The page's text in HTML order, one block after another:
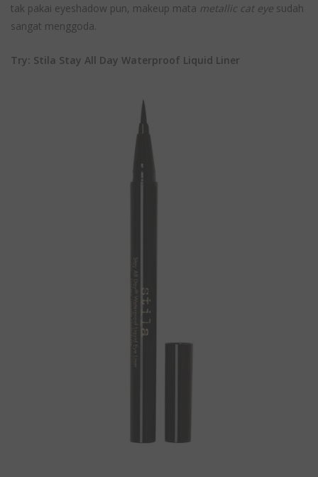
tak pakai eyeshadow pun, makeup mata metallic cat eye sudah
sangat menggoda.
Try: Stila Stay All Day Waterproof Liquid Liner